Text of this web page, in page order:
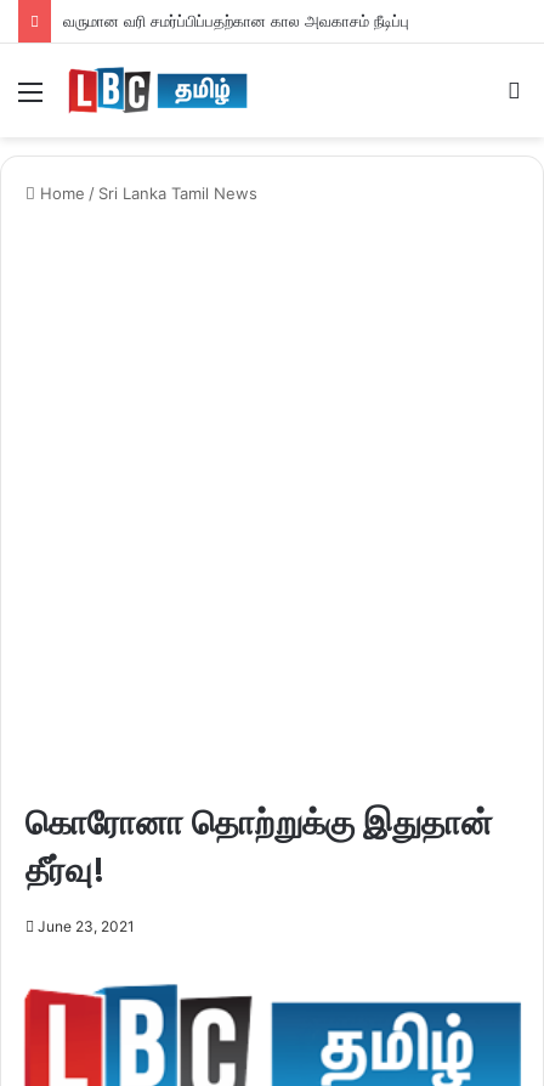
வருமான வரி சமர்ப்பிப்பதற்கான கால அவகாசம் நீடிப்பு
Home / Sri Lanka Tamil News
கொரோனா தொற்றுக்கு இதுதான்
தீர்வு!
June 23, 2021